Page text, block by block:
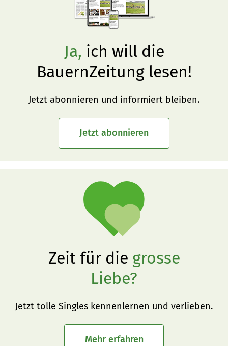
Ja, ich will die
BauernZeitung lesen!
Jetzt abonnieren und informiert bleiben.
Jetzt abonnieren
Zeit für die grosse
Liebe?
Jetzt tolle Singles kennenlernen und verlieben.
Mehr erfahren